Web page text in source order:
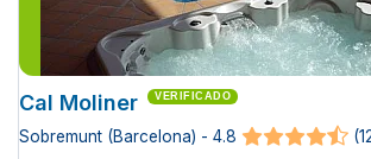
Cal Moliner VERIFICADO
Sobremunt (Barcelona) - 4.8